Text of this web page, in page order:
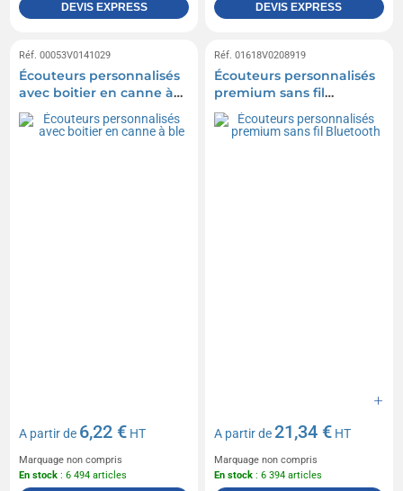
DEVIS EXPRESS DEVIS EXPRESS
Réf. 00053V0141029
Écouteurs personnalisés
avec boitier en canne à
ble
A partir de 6,22 € HT
Marquage non compris
En stock : 6 494 articles
Réf. 01618V0208919
Écouteurs personnalisés
premium sans fil
Bluetooth
A partir de21,34 € HT
Marquage non compris
En stock : 6 394 articles